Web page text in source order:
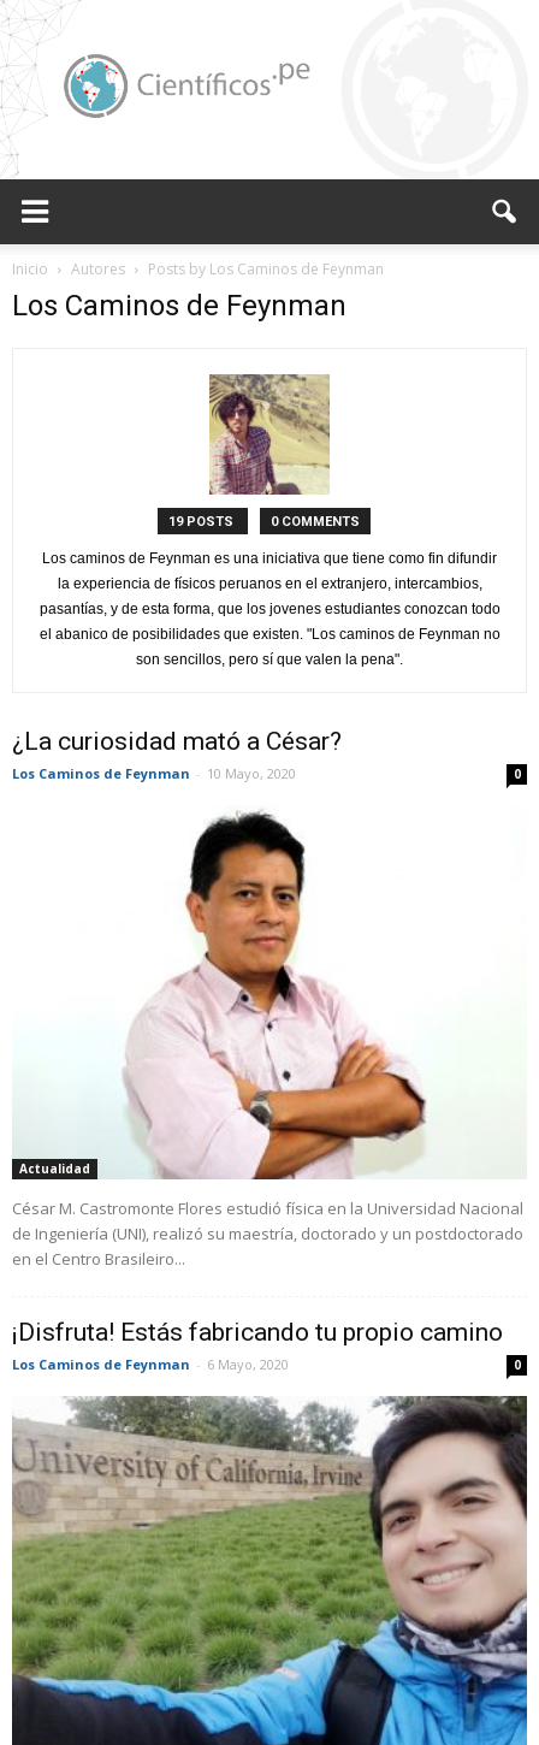
Peruanos
Inicio Autores Posts by Los Caminos de Feynman
Los Caminos de Feynman
19 POSTS 0 COMMENTS
Los caminos de Feynman es una iniciativa que tiene como fin difundir
la experiencia de físicos peruanos en el extranjero, intercambios,
pasantías, y de esta forma, que los jovenes estudiantes conozcan todo
el abanico de posibilidades que existen. "Los caminos de Feynman no
son sencillos, pero sí que valen la pena".
¿La curiosidad mató a César?
Los Caminos de Feynman - 10 Mayo, 2020 0
Actualidad
César M. Castromonte Flores estudió física en la Universidad Nacional
de Ingeniería (UNI), realizó su maestría, doctorado y un postdoctorado
en el Centro Brasileiro...
¡Disfruta! Estás fabricando tu propio camino
Los Caminos de Feynman - 6 Mayo, 2020 0